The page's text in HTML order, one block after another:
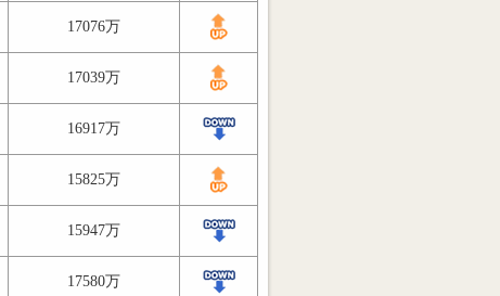
17076万
17039万
16917万
15825万
15947万
17580万